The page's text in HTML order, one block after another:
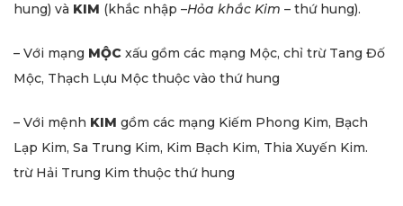
hung) và KIM (khắc nhập –Hỏa khắc Kim – thứ hung).
– Với mạng MỘC xấu gồm các mạng Mộc, chỉ trừ Tang Đố
Mộc, Thạch Lựu Mộc thuộc vào thứ hung
– Với mệnh KIM gồm các mạng Kiếm Phong Kim, Bạch
Lạp Kim, Sa Trung Kim, Kim Bạch Kim, Thia Xuyến Kim.
trừ Hải Trung Kim thuộc thứ hung